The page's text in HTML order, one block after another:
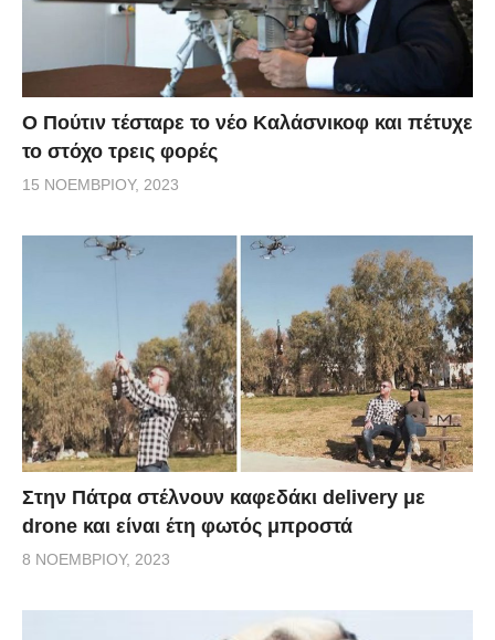
Ο Πούτιν τέσταρε το νέο Καλάσνικοφ και πέτυχε
το στόχο τρεις φορές
15 ΝΟΕΜΒΡΊΟΥ, 2023
Στην Πάτρα στέλνουν καφεδάκι delivery με
drone και είναι έτη φωτός μπροστά
8 ΝΟΕΜΒΡΊΟΥ, 2023